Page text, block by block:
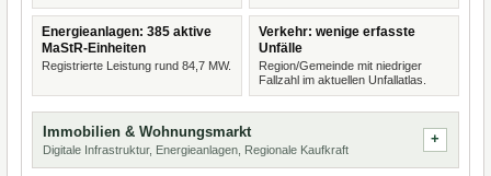
Energieanlagen: 385 aktive
MaStR-Einheiten
Registrierte Leistung rund 84,7 MW.
Verkehr: wenige erfasste
Unfälle
Region/Gemeinde mit niedriger
Fallzahl im aktuellen Unfallatlas.
Immobilien & Wohnungsmarkt
Digitale Infrastruktur, Energieanlagen, Regionale Kaufkraft